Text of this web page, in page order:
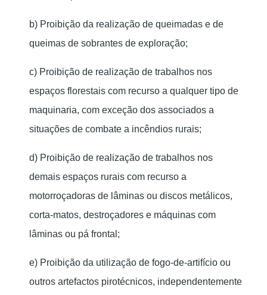
b) Proibição da realização de queimadas e de
queimas de sobrantes de exploração;
c) Proibição de realização de trabalhos nos
espaços florestais com recurso a qualquer tipo de
maquinaria, com exceção dos associados a
situações de combate a incêndios rurais;
d) Proibição de realização de trabalhos nos
demais espaços rurais com recurso a
motorroçadoras de lâminas ou discos metálicos,
corta-matos, destroçadores e máquinas com
lâminas ou pá frontal;
e) Proibição da utilização de fogo-de-artifício ou
outros artefactos pirotécnicos, independentemente